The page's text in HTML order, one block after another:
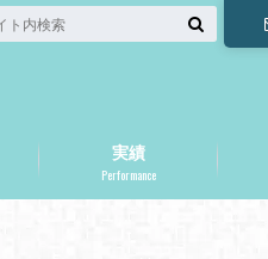
実績
Performance